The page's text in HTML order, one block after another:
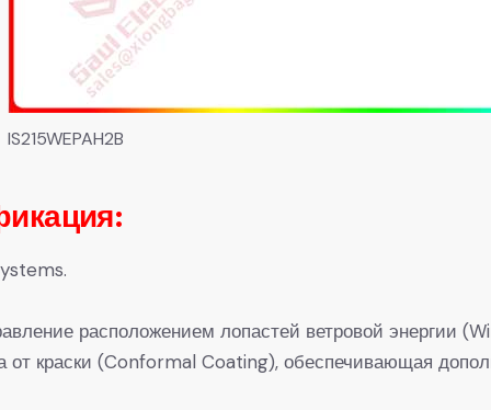
IS215WEPAH2B
расположением лопастей ветровой энергии
от краски (Conformal Coating), обеспечивающая